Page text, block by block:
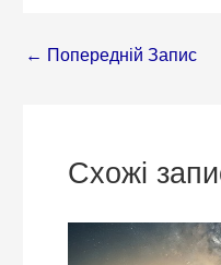
← Попередній Запис
Схожі